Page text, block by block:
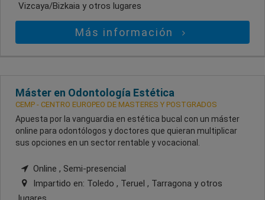
Vizcaya/Bizkaia y otros lugares
Más información
Máster en Odontología Estética
CEMP - CENTRO EUROPEO DE MASTERES Y POSTGRADOS
Apuesta por la vanguardia en estética bucal con un máster
online para odontólogos y doctores que quieran multiplicar
sus opciones en un sector rentable y vocacional.
Online , Semi-presencial
Impartido en: Toledo , Teruel , Tarragona y otros